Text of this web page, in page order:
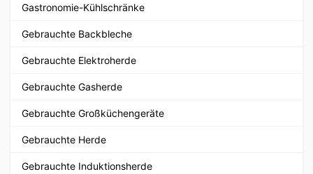
Gastronomie-Kühlschränke
Gebrauchte Backbleche
Gebrauchte Elektroherde
Gebrauchte Gasherde
Gebrauchte Großküchengeräte
Gebrauchte Herde
Gebrauchte Induktionsherde